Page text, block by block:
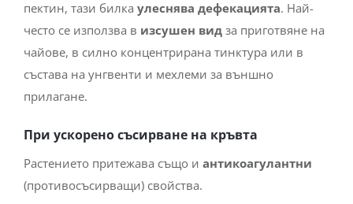
пектин, тази билка улеснява дефекацията. Най-
често се използва в изсушен видза приготвяне на
чайове, в силно концентрирана тинктура или в
състава на унгвенти и мехлеми за външно
прилагане.
При ускорено съсирване на кръвта
Растението притежава също и антикоагулантни
(противосъсирващи) свойства.